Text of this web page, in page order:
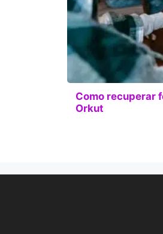
Como recuperar
Orkut